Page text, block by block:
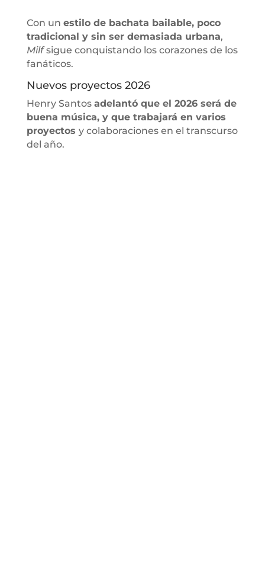
Con un estilo de bachata bailable, poco
tradicional y sin ser demasiada urbana,
Milfsigue conquistando los corazones de los
fanáticos.
Nuevos proyectos 2026
Henry Santos adelantó que el 2026 será de
buena música, y que trabajará en varios
proyectos y colaboraciones en el transcurso
del año.